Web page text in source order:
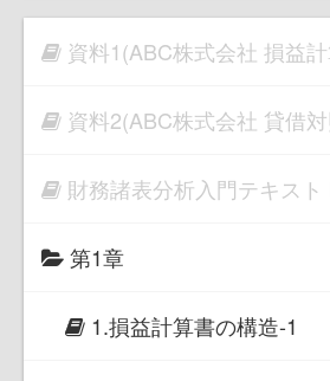
資料1(ABC株式会社 損益
資料2(ABC株式会社 貸借
財務諸表分析入門テキスト
第1章
1.損益計算書の構造-1